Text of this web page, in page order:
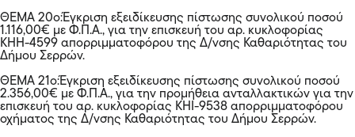
ΘΕΜΑ 20ο:Έγκριση εξειδίκευσης πίστωσης συνολικού ποσού
1.116,00€ με Φ.Π.Α., για την επισκευή του αρ. κυκλοφορίας
ΚΗΗ-4599 απορριμματοφόρου της Δ/νσης Καθαριότητας του
Δήμου Σερρών.
ΘΕΜΑ 21ο:Έγκριση εξειδίκευσης πίστωσης συνολικού ποσού
2.356,00€ με Φ.Π.Α., για την προμήθεια ανταλλακτικών για την
επισκευή του αρ. κυκλοφορίας ΚΗΙ-9538 απορριμματοφόρου
οχήματος της Δ/νσης Καθαριότητας του Δήμου Σερρών.